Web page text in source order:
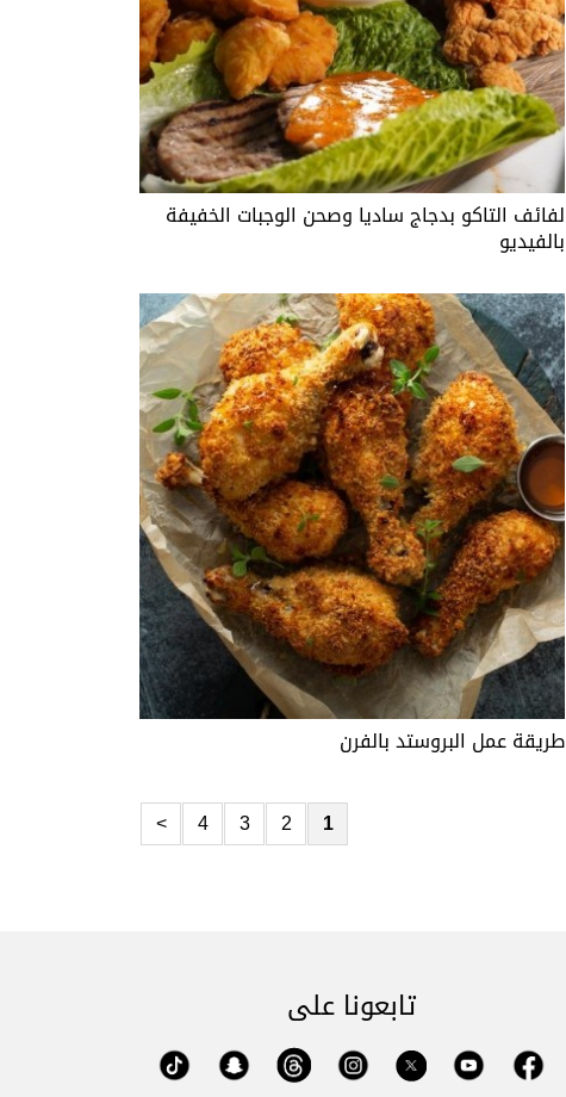
لفائف التاكو بدجاج ساديا وصحن الوجبات الخفيفة
بالفيديو
طريقة عمل البروستد بالفرن
1
2
3
4
>
تابعونا على